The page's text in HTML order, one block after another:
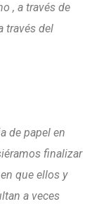
, a través de
través del
de papel en
finalizar
que ellos y
a veces